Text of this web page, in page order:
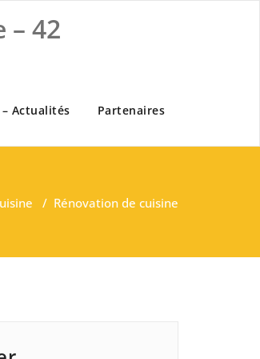
– 42
Actualités Partenaires
/ Rénovation de cuisine